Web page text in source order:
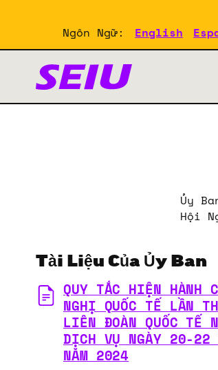
Ngôn Ngữ:
English
Ủy
Hội
Tài Liệu Của Ủy Ban
QUY TẮC HIỆN HÀNH
NGHỊ QUỐC TẾ LẦN
LIÊN ĐOÀN QUỐC TẾ
DỊCH VỤ NGÀY 20-22
NĂM 2024